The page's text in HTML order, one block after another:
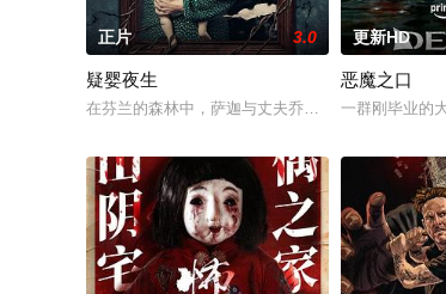
正片 3.0
疑婴夜生
在芬兰的森林中，萨迦与丈夫乔恩迎来了为人父母
更新HD
恶魔之口
一群刚毕业的